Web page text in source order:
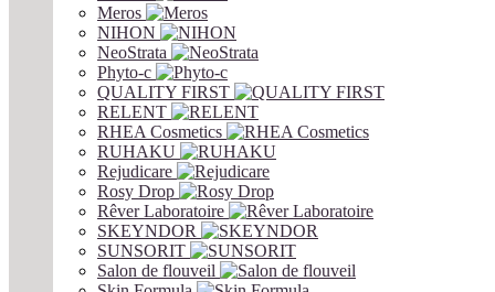
Meros
NIHON
NeoStrata
Phyto-c
QUALITY FIRST
RELENT
RHEA Cosmetics
RUHAKU
Rejudicare
Rosy Drop
Rêver Laboratoire
SKEYNDOR
SUNSORIT
Salon de flouveil